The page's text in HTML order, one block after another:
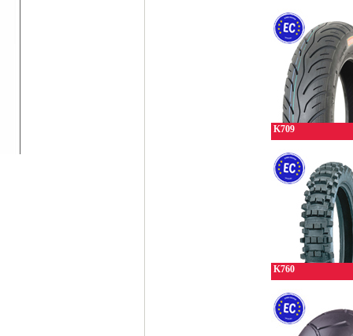
K709
K760